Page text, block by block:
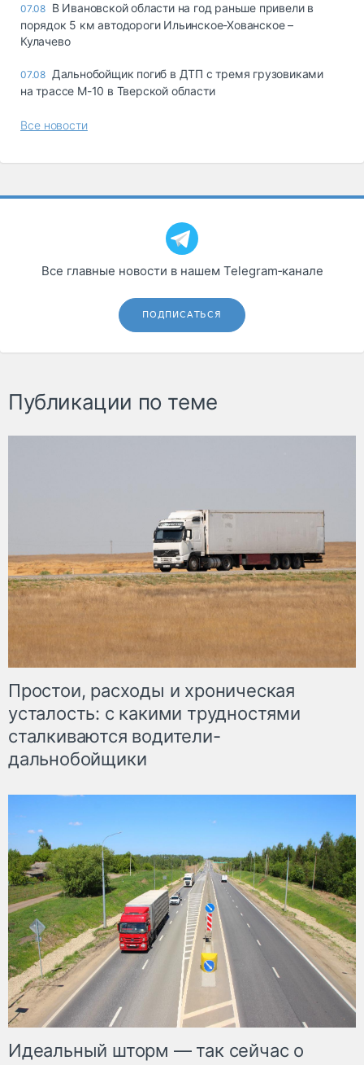
07.08 В Ивановской области на год раньше привели в
порядок 5 км автодороги Ильинское-Хованское –
Кулачево
07.08 Дальнобойщик погиб в ДТП с тремя грузовиками
на трассе М-10 в Тверской области
Все новости
Все главные новости в нашем Telegram‑канале
ПОДПИСАТЬСЯ
Публикации по теме
Простои, расходы и хроническая
усталость: с какими трудностями
сталкиваются водители-
дальнобойщики
Идеальный шторм — так сейчас о